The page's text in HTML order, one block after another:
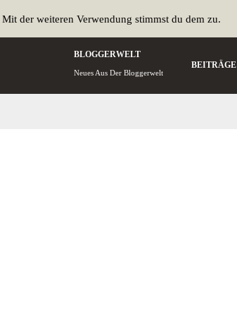
BLOGGERWELT
Neues Aus Der Bloggerwelt
BEITRÄGE
der weiteren Verwendung stimmst du dem zu.